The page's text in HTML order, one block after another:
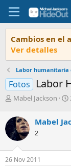
Cambios en el
Ver detalles
Labor humanitaria
Fotos Labor
I
i
c
i
a
d
o
Mabel Jackson
Mabel
2
26 Nov 2011